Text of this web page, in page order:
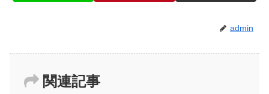
admin
関連記事